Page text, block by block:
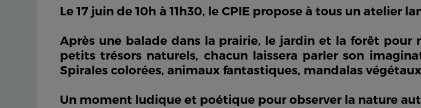
Le 17 juin de 10h à 11h30, le CPIE propose à tous un atelier
Après une balade dans la prairie, le jardin et la forêt
petits trésors naturels, chacun laissera parler son
Spirales colorées, animaux fantastiques, mandalas
Un moment ludique et poétique pour observer la nature